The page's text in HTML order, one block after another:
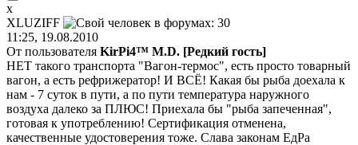
x
XLUZIFF
11:25, 19.08.2010
От пользователя KirPi4™ M.D. [Редкий гость]
НЕТ такого транспорта "Вагон-термос", есть просто товарный
вагон, а есть рефрижератор! И ВСЁ! Какая бы рыба доехала к
нам - 7 суток в пути, а по пути температура наружного
воздуха далеко за ПЛЮС! Приехала бы "рыба запеченная",
готовая к употреблению! Сертификация отменена,
качественные удостоверения тоже. Слава законам ЕдРа